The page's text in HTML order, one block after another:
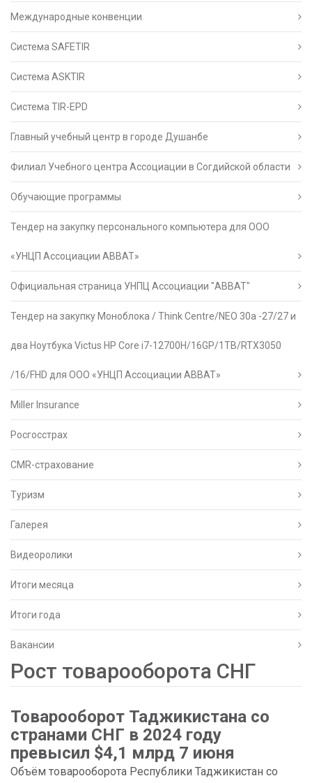
Международные конвенции
Система SAFETIR
Система ASKTIR
Система TIR-EPD
Главный учебный центр в городе Душанбе
Филиал Учебного центра Ассоциации в Согдийской области
Обучающие программы
Тендер на закупку персонального компьютера для ООО
«УНЦП Ассоциации АВВАТ»
Официальная страница УНПЦ Ассоциации "АВВАТ"
Тендер на закупку Моноблока / Think Centre/NEO 30a -27/27 и
два Ноутбука Victus HP Core i7-12700H/16GP/1TB/RTX3050
/16/FHD для ООО «УНЦП Ассоциации АВВАТ»
Miller Insurance
Росгосстрах
CMR-страхование
Туризм
Галерея
Видеоролики
Итоги месяца
Итоги года
Вакансии
Рост товарооборота СНГ
Товарооборот Таджикистана со
странами СНГ в 2024 году
превысил $4,1 млрд 7 июня
Объём товарооборота Республики Таджикистан со